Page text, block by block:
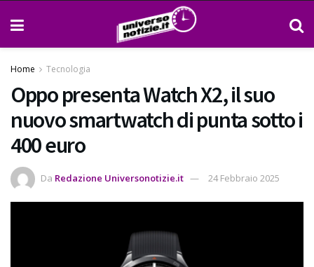
Home Tecnologia
Oppo presenta Watch X2, il suo
nuovo smartwatch di punta sotto i
400 euro
Da Redazione Universonotizie.it 24 Febbraio 2025